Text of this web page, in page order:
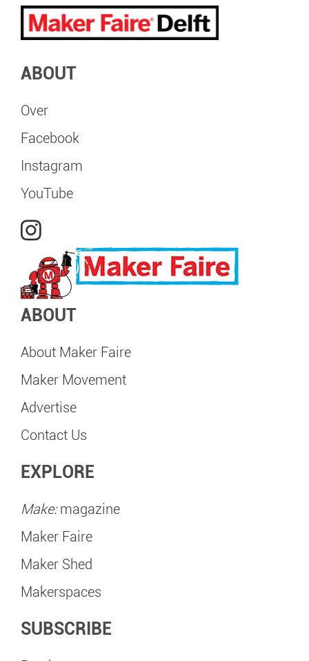
ABOUT
Over
Facebook
Instagram
YouTube
ABOUT
About Maker Faire
Maker Movement
Advertise
Contact Us
EXPLORE
Make:magazine
Maker Faire
Maker Shed
Makerspaces
SUBSCRIBE